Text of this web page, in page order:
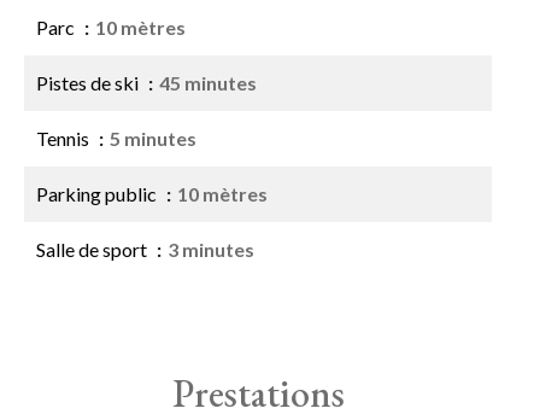
Parc 10 mètres
Pistes de ski 45 minutes
Tennis 5 minutes
Parking public 10 mètres
Salle de sport 3 minutes
Prestations